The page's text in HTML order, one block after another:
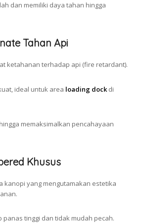
dan memiliki daya tahan hingga
Tahan Api
ketahanan terhadap api (fire retardant).
ideal untuk area loading dockdi
memaksimalkan pencahayaan
Khusus
kanopi yang mengutamakan estetika
panas tinggi dan tidak mudah pecah.